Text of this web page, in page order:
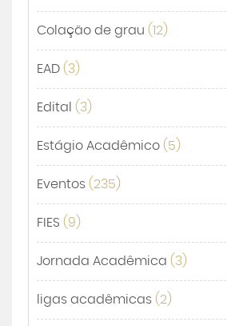
Colação de grau (12)
EAD (3)
Edital (3)
Estágio Acadêmico (5)
Eventos (235)
FIES (9)
Jornada Acadêmica (3)
ligas acadêmicas (2)